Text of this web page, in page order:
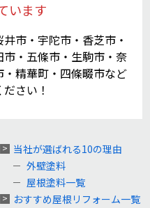
います
市・宇陀市・香芝市・
・五條市・生駒市・奈
精華町・四條畷市など
さい！
当社が選ばれる10の理由
外壁塗料
屋根塗料一覧
おすすめ屋根リフォーム一覧